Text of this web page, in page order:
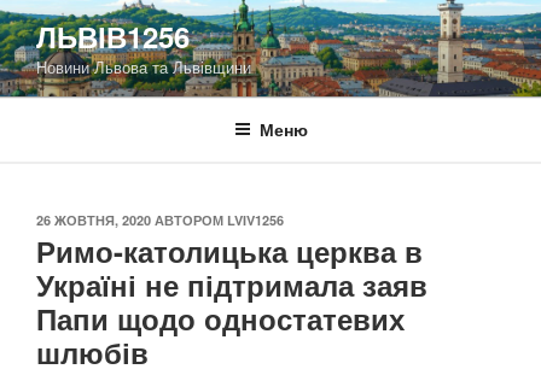
Перейти
до
вмісту
ЛЬВІВ1256
Новини Львова та Львівщини
Меню
ОПУБЛІКОВАНО
26 ЖОВТНЯ, 2020 АВТОРОМ LVIV1256
Римо-католицька церква в
Україні не підтримала заяв
Папи щодо одностатевих
шлюбів